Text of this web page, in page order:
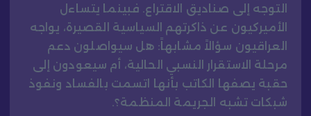
التوجه إلى صناديق الاقتراع. فبينما يتساءل
الأميركيون عن ذاكرتهم السياسية القصيرة، يواجه
العراقيون سؤالاً مشابهاً: هل سيواصلون دعم
مرحلة الاستقرار النسبي الحالية، أم سيعودون إلى
حقبة يصفها الكاتب بأنها اتسمت بالفساد ونفوذ
شبكات تشبه الجريمة المنظمة؟.